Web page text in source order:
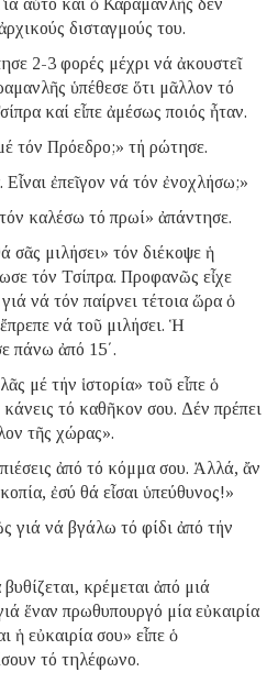
δισταγμούς του.
2-3 φορές μέχρι νά ἀκουστεῖ
ὑπέθεσε ὅτι μᾶλλον τό
καί εἶπε ἀμέσως ποιός ἦταν.
τόν Πρόεδρο;» τή ρώτησε.
ἐπεῖγον νά τόν ἐνοχλήσω;»
καλέσω τό πρωί» ἀπάντησε.
σᾶς μιλήσει» τόν διέκοψε ἡ
τόν Τσίπρα. Προφανῶς εἶχε
νά τόν παίρνει τέτοια ὥρα ὁ
νά τοῦ μιλήσει. Ἡ
πάνω ἀπό 15΄.
μέ τήν ἱστορία» τοῦ εἶπε ὁ
τό καθῆκον σου. Δέν πρέπει
τῆς χώρας».
ἀπό τό κόμμα σου. Ἀλλά, ἄν
ἐσύ θά εἶσαι ὑπεύθυνος!»
γιά νά βγάλω τό φίδι ἀπό τήν
κρέμεται ἀπό μιά
ἕναν πρωθυπουργό μία εὐκαιρία
ἡ εὐκαιρία σου» εἶπε ὁ
τό τηλέφωνο.